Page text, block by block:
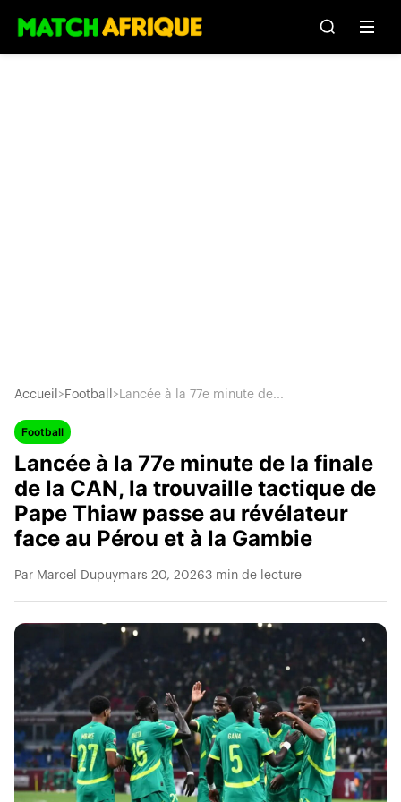
Accueil > Football > Lancée à la 77e minute de...
Football
Lancée à la 77e minute de la finale
de la CAN, la trouvaille tactique de
Pape Thiaw passe au révélateur
face au Pérou et à la Gambie
Par Marcel Dupuymars 20, 20263 min de lecture